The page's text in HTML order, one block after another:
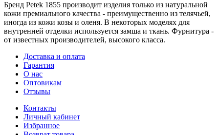
Бренд Petek 1855 производит изделия только из натуральной
кожи премиального качества - преимущественно из телячьей,
иногда из кожи козы и оленя. В некоторых моделях для
внутренней отделки используется замша и ткань. Фурнитура -
от известных производителей, высокого класса.
Доставка и оплата
Гарантия
О нас
Оптовикам
Отзывы
Контакты
Личный кабинет
Избранное